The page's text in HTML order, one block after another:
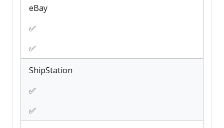
eBay
✅
✅
ShipStation
✅
✅